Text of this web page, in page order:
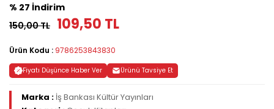
% 27 İndirim
150,00 TL 109,50 TL
Ürün Kodu : 9786253843830
Fiyatı Düşünce Haber Ver Ürünü Tavsiye Et
Marka : İş Bankası Kültür Yayınları